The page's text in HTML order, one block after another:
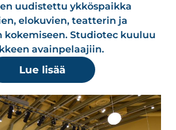
uudistettu ykköspaikka
elokuvien, teatterin ja
kokemiseen. Studiotec kuuluu
avainpelaajiin.
Lue lisää